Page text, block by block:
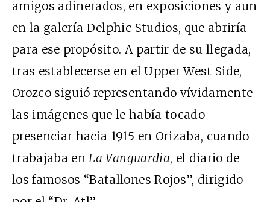
amigos adinerados, en exposiciones y aun
en la galería Delphic Studios, que abriría
para ese propósito. A partir de su llegada,
tras establecerse en el Upper West Side,
Orozco siguió representando vívidamente
las imágenes que le había tocado
presenciar hacia 1915 en Orizaba, cuando
trabajaba enLa Vanguardia, el diario de
los famosos “Batallones Rojos”, dirigido